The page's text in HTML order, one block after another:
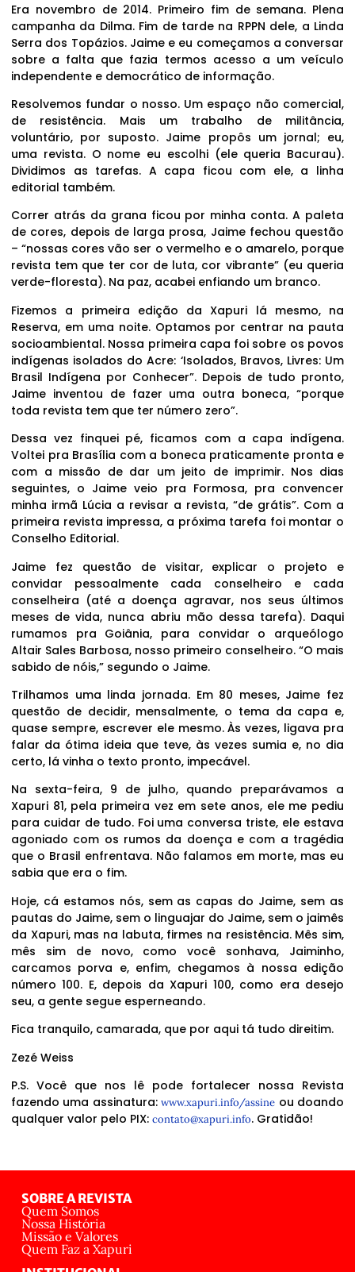
Era novembro de 2014. Primeiro fim de semana. Plena
campanha da Dilma. Fim de tarde na RPPN dele, a Linda
Serra dos Topázios. Jaime e eu começamos a conversar
sobre a falta que fazia termos acesso a um veículo
independente e democrático de informação.
Resolvemos fundar o nosso. Um espaço não comercial,
de resistência. Mais um trabalho de militância,
voluntário, por suposto. Jaime propôs um jornal; eu,
uma revista. O nome eu escolhi (ele queria Bacurau).
Dividimos as tarefas. A capa ficou com ele, a linha
editorial também.
Correr atrás da grana ficou por minha conta. A paleta
de cores, depois de larga prosa, Jaime fechou questão
– “nossas cores vão ser o vermelho e o amarelo, porque
revista tem que ter cor de luta, cor vibrante” (eu queria
verde-floresta). Na paz, acabei enfiando um branco.
Fizemos a primeira edição da Xapuri lá mesmo, na
Reserva, em uma noite. Optamos por centrar na pauta
socioambiental. Nossa primeira capa foi sobre os povos
indígenas isolados do Acre: ‘Isolados, Bravos, Livres: Um
Brasil Indígena por Conhecer”. Depois de tudo pronto,
Jaime inventou de fazer uma outra boneca, “porque
toda revista tem que ter número zero”.
Dessa vez finquei pé, ficamos com a capa indígena.
Voltei pra Brasília com a boneca praticamente pronta e
com a missão de dar um jeito de imprimir. Nos dias
seguintes, o Jaime veio pra Formosa, pra convencer
minha irmã Lúcia a revisar a revista, “de grátis”. Com a
primeira revista impressa, a próxima tarefa foi montar o
Conselho Editorial.
Jaime fez questão de visitar, explicar o projeto e
convidar pessoalmente cada conselheiro e cada
conselheira (até a doença agravar, nos seus últimos
meses de vida, nunca abriu mão dessa tarefa). Daqui
rumamos pra Goiânia, para convidar o arqueólogo
Altair Sales Barbosa, nosso primeiro conselheiro. “O mais
sabido de nóis,” segundo o Jaime.
Trilhamos uma linda jornada. Em 80 meses, Jaime fez
questão de decidir, mensalmente, o tema da capa e,
quase sempre, escrever ele mesmo. Às vezes, ligava pra
falar da ótima ideia que teve, às vezes sumia e, no dia
certo, lá vinha o texto pronto, impecável.
Na sexta-feira, 9 de julho, quando preparávamos a
Xapuri 81, pela primeira vez em sete anos, ele me pediu
para cuidar de tudo. Foi uma conversa triste, ele estava
agoniado com os rumos da doença e com a tragédia
que o Brasil enfrentava. Não falamos em morte, mas eu
sabia que era o fim.
Hoje, cá estamos nós, sem as capas do Jaime, sem as
pautas do Jaime, sem o linguajar do Jaime, sem o jaimês
da Xapuri, mas na labuta, firmes na resistência. Mês sim,
mês sim de novo, como você sonhava, Jaiminho,
carcamos porva e, enfim, chegamos à nossa edição
número 100. E, depois da Xapuri 100, como era desejo
seu, a gente segue esperneando.
Fica tranquilo, camarada, que por aqui tá tudo direitim.
Zezé Weiss
P.S. Você que nos lê pode fortalecer nossa Revista
fazendo uma assinatura:www.xapuri.info/assine ou doando
qualquer valor pelo PIX: contato@xapuri.info. Gratidão!
SOBRE A REVISTA
Quem Somos
Nossa História
Missão e Valores
Quem Faz a Xapuri